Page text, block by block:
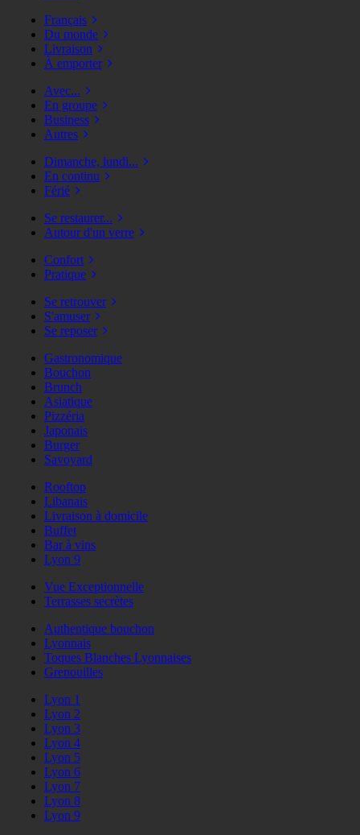
Français
Du monde
Livraison
À emporter
Avec...
En groupe
Business
Autres
Dimanche, lundi...
En continu
Férié
Se restaurer...
Autour d'un verre
Confort
Pratique
Se retrouver
S'amuser
Se reposer
Gastronomique
Bouchon
Brunch
Asiatique
Pizzéria
Japonais
Burger
Savoyard
Rooftop
Libanais
Livraison à domicile
Buffet
Bar à vins
Lyon 9
Vue Exceptionnelle
Terrasses secrètes
Authentique bouchon
Lyonnais
Toques Blanches Lyonnaises
Grenouilles
Lyon 1
Lyon 2
Lyon 3
Lyon 4
Lyon 5
Lyon 6
Lyon 7
Lyon 8
Lyon 9